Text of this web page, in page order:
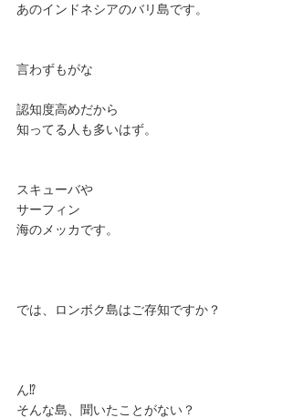
あのインドネシアのバリ島です。
言わずもがな
認知度高めだから
知ってる人も多いはず。
スキューバや
サーフィン
海のメッカです。
では、ロンボク島はご存知ですか？
ん⁉︎
そんな島、聞いたことがない？